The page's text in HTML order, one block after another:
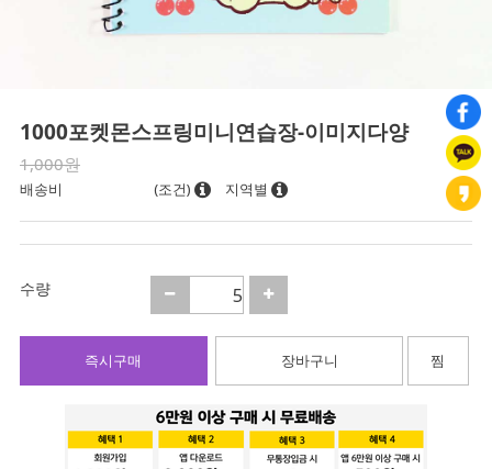
1000포켓몬스프링미니연습장-이미지다양
1,000원
배송비 (조건) 지역별
수량
즉시구매 장바구니 찜